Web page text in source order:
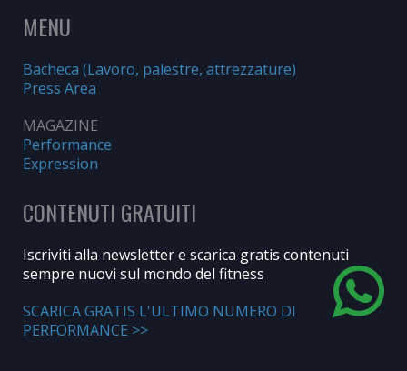
MENU
Bacheca (Lavoro, palestre, attrezzature)
Press Area
MAGAZINE
Performance
Expression
CONTENUTI GRATUITI
Iscriviti alla newsletter e scarica gratis contenuti
sempre nuovi sul mondo del fitness
SCARICA GRATIS L'ULTIMO NUMERO DI
PERFORMANCE >>